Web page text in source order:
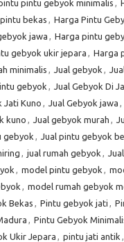
pintu gebyok minimalis ,
bekas , Harga Pintu
jawa , Harga pintu
gebyok ukir jepara , Harga
minimalis , Jual gebyok ,
gebyok , Jual Gebyok Di
Jati Kuno , Jual Gebyok jawa ,
kuno , Jual gebyok murah ,
gebyok , Jual pintu gebyok
, jual rumah gebyok ,
, model pintu gebyok ,
, model rumah gebyok
Bekas , Pintu gebyok jati ,
, Pintu Gebyok
Ukir Jepara , pintu jati antik ,